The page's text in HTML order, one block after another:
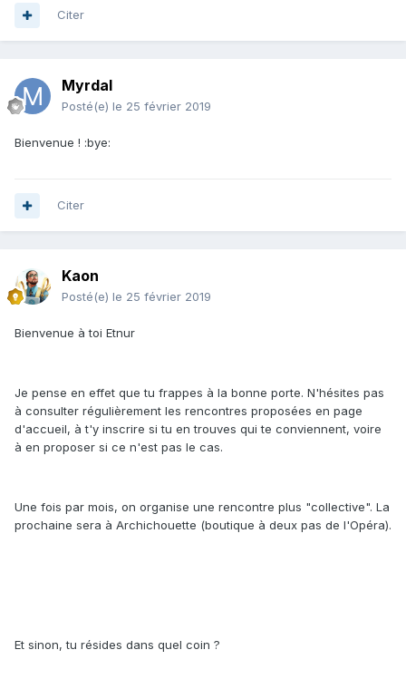
Citer
Myrdal
Posté(e) le 25 février 2019
Bienvenue ! :bye:
Citer
Kaon
Posté(e) le 25 février 2019
Bienvenue à toi Etnur
Je pense en effet que tu frappes à la bonne porte. N'hésites pas
à consulter régulièrement les rencontres proposées en page
d'accueil, à t'y inscrire si tu en trouves qui te conviennent, voire
à en proposer si ce n'est pas le cas.
Une fois par mois, on organise une rencontre plus "collective". La
prochaine sera à Archichouette (boutique à deux pas de l'Opéra).
Et sinon, tu résides dans quel coin ?